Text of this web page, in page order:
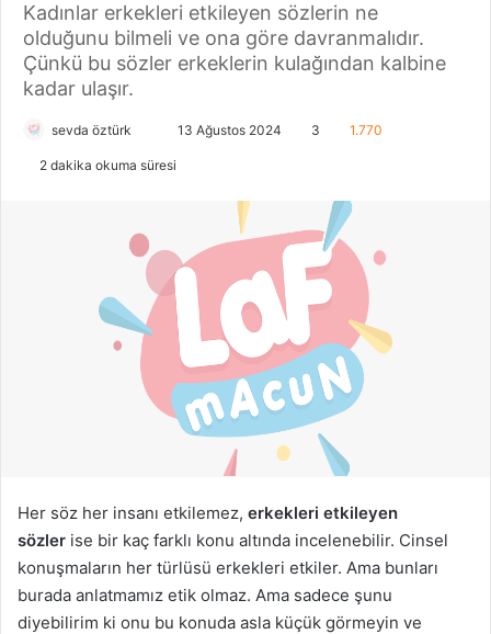
Kadınlar erkekleri etkileyen sözlerin ne
olduğunu bilmeli ve ona göre davranmalıdır.
Çünkü bu sözler erkeklerin kulağından kalbine
kadar ulaşır.
sevda öztürk
i
p
o
s
t
g
m
e
k
13 Ağustos 2024 3 1.770
2 dakika okuma süresi
Her söz her insanı etkilemez, erkekleri etkileyen
sözler ise bir kaç farklı konu altında incelenebilir. Cinsel
konuşmaların her türlüsü erkekleri etkiler. Ama bunları
burada anlatmamız etik olmaz. Ama sadece şunu
diyebilirim ki onu bu konuda asla küçük görmeyin ve